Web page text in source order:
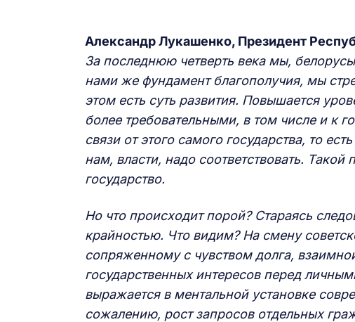
Александр Лукашенко, Президент
За последнюю четверть века мы,
нами же фундамент благополучия, мы
этом есть суть развития. Повышается
более требовательными, в том числе и к
связи от этого самого государства, то
нам, власти, надо соответствовать.
государство.
Но что происходит порой? Стараясь
крайностью. Что видим? На смену
сопряженному с чувством долга,
государственных интересов перед
выражается в ментальной установке
сожалению, рост запросов отдельных